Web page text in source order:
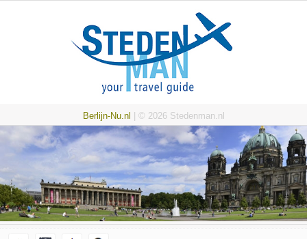
Berlijn-Nu.nl | © 2026 Stedenman.nl